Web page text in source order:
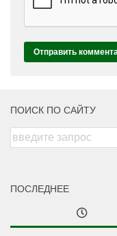
ПОИСК ПО САЙТУ
ПОСЛЕДНЕЕ